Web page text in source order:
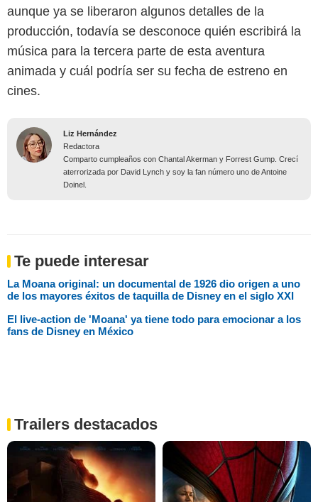
aunque ya se liberaron algunos detalles de la
producción, todavía se desconoce quién escribirá la
música para la tercera parte de esta aventura
animada y cuál podría ser su fecha de estreno en
cines.
Liz Hernández
Redactora
Comparto cumpleaños con Chantal Akerman y Forrest Gump. Crecí
aterrorizada por David Lynch y soy la fan número uno de Antoine
Doinel.
Te puede interesar
La Moana original: un documental de 1926 dio origen a uno
de los mayores éxitos de taquilla de Disney en el siglo XXI
El live-action de 'Moana' ya tiene todo para emocionar a los
fans de Disney en México
Trailers destacados